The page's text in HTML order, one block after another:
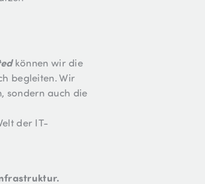
können wir die
begleiten. Wir
sondern auch die
der IT-